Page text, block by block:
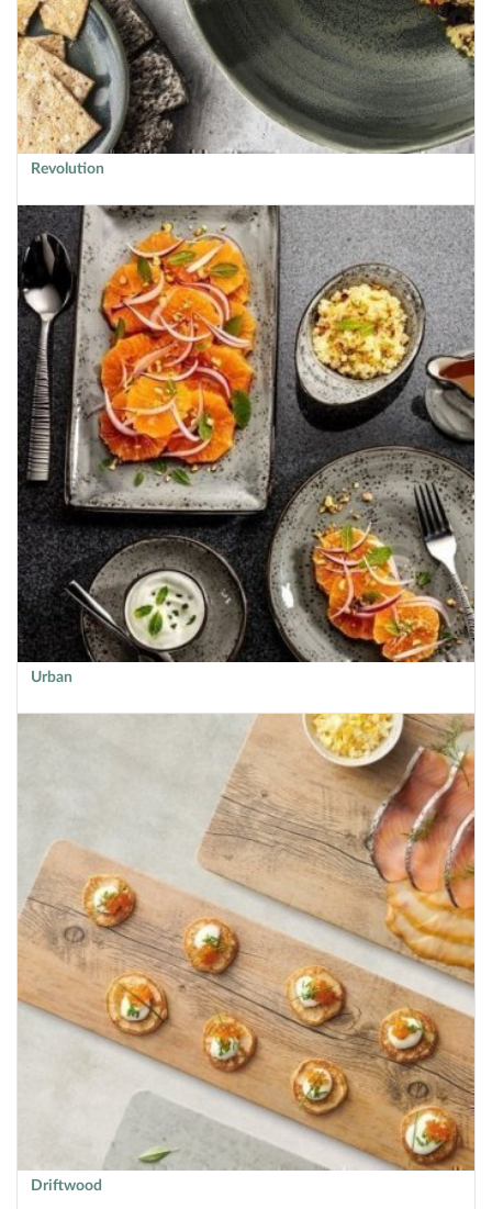
Revolution
Urban
Driftwood